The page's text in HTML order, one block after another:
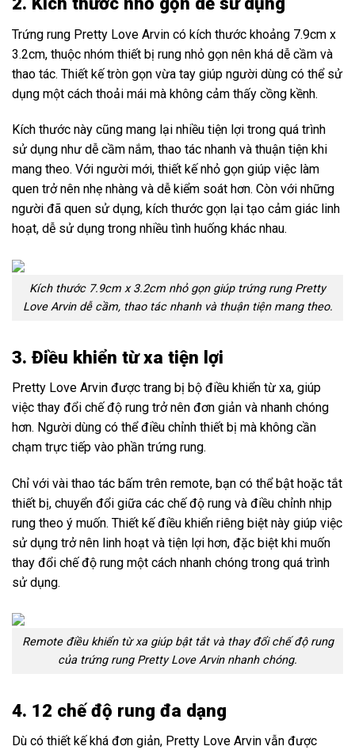
Trứng rung Pretty Love Arvin có kích thước khoảng 7.9cm x
3.2cm, thuộc nhóm thiết bị rung nhỏ gọn nên khá dễ cầm và
thao tác. Thiết kế tròn gọn vừa tay giúp người dùng có thể sử
dụng một cách thoải mái mà không cảm thấy cồng kềnh.
Kích thước này cũng mang lại nhiều tiện lợi trong quá trình
sử dụng như dễ cầm nắm, thao tác nhanh và thuận tiện khi
mang theo. Với người mới, thiết kế nhỏ gọn giúp việc làm
quen trở nên nhẹ nhàng và dễ kiểm soát hơn. Còn với những
người đã quen sử dụng, kích thước gọn lại tạo cảm giác linh
hoạt, dễ sử dụng trong nhiều tình huống khác nhau.
Kích thước 7.9cm x 3.2cm nhỏ gọn giúp trứng rung Pretty
Love Arvin dễ cầm, thao tác nhanh và thuận tiện mang theo.
3. Điều khiển từ xa tiện lợi
Pretty Love Arvin được trang bị bộ điều khiển từ xa, giúp
việc thay đổi chế độ rung trở nên đơn giản và nhanh chóng
hơn. Người dùng có thể điều chỉnh thiết bị mà không cần
chạm trực tiếp vào phần trứng rung.
Chỉ với vài thao tác bấm trên remote, bạn có thể bật hoặc tắt
thiết bị, chuyển đổi giữa các chế độ rung và điều chỉnh nhịp
rung theo ý muốn. Thiết kế điều khiển riêng biệt này giúp việc
sử dụng trở nên linh hoạt và tiện lợi hơn, đặc biệt khi muốn
thay đổi chế độ rung một cách nhanh chóng trong quá trình
sử dụng.
Remote điều khiển từ xa giúp bật tắt và thay đổi chế độ rung
của trứng rung Pretty Love Arvin nhanh chóng.
4. 12 chế độ rung đa dạng
Dù có thiết kế khá đơn giản, Pretty Love Arvin vẫn được